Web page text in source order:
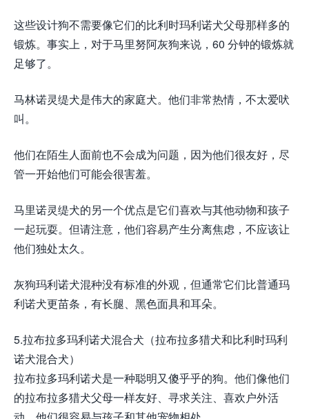
这些设计狗不需要像它们的比利时玛利诺犬父母那样多的
锻炼。事实上，对于马里努阿灰狗来说，60 分钟的锻炼就
足够了。
马林诺灵缇犬是伟大的家庭犬。他们非常热情，不太爱吠
叫。
他们在陌生人面前也不会成为问题，因为他们很友好，尽
管一开始他们可能会很害羞。
马里诺灵缇犬的另一个优点是它们喜欢与其他动物和孩子
一起玩耍。但请注意，他们容易产生分离焦虑，不应该让
他们独处太久。
灰狗玛利诺犬混种没有标准的外观，但通常它们比普通玛
利诺犬更苗条，有长腿、黑色面具和耳朵。
5.拉布拉多玛利诺犬混合犬（拉布拉多猎犬和比利时玛利
诺犬混合犬）
拉布拉多玛利诺犬是一种聪明又傻乎乎的狗。他们像他们
的拉布拉多猎犬父母一样友好、寻求关注、喜欢户外活